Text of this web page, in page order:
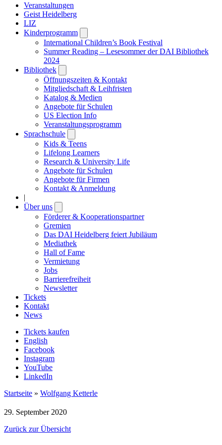
Veranstaltungen
Geist Heidelberg
LIZ
Kinderprogramm
submenu
International Children’s Book Festival
Summer Reading – Lesesommer der DAI Bibliothek
2024
Bibliothek
submenu
Öffnungszeiten & Kontakt
Mitgliedschaft & Leihfristen
Katalog & Medien
Angebote für Schulen
US Election Info
Veranstaltungsprogramm
Sprachschule
submenu
Kids & Teens
Lifelong Learners
Research & University Life
Angebote für Schulen
Angebote für Firmen
Kontakt & Anmeldung
|
Über uns
submenu
Förderer & Kooperationspartner
Gremien
Das DAI Heidelberg feiert Jubiläum
Mediathek
Hall of Fame
Vermietung
Jobs
Barrierefreiheit
Newsletter
Tickets
Kontakt
News
Tickets kaufen
English
Facebook
Instagram
YouTube
LinkedIn
Startseite » Wolfgang Ketterle
29. September 2020
Zurück zur Übersicht